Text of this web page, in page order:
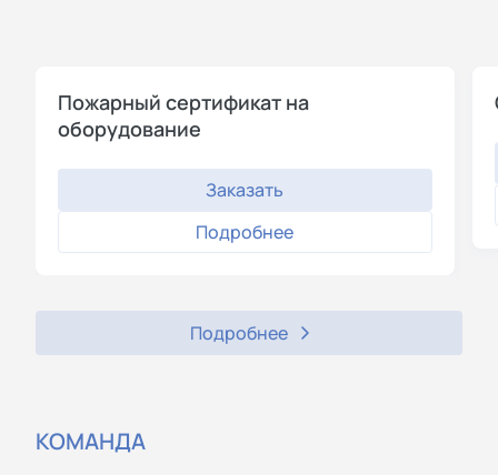
Пожарный сертификат на
оборудование
Заказать
Подробнее
Подробнее
КОМАНДА